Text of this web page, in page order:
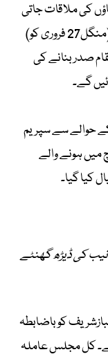
کی ملاقات جاتی
امرا میں ہوئی جس میں فیصلہ کیاگیاکہ کل (منگل27 فروری کو)
صدر بنانے کی
گے۔
حوالے سے سپریم
ہونے والے
کیا گیا۔
کی ڈیڑھ گھنٹے
کو باضابطہ
کل مجلس عاملہ